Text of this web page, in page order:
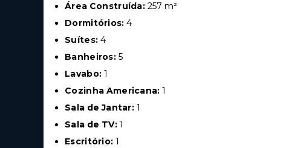
Área Construída: 257 m²
Dormitórios: 4
Suítes: 4
Banheiros: 5
Lavabo: 1
Cozinha Americana: 1
Sala de Jantar: 1
Sala de TV:1
Escritório: 1